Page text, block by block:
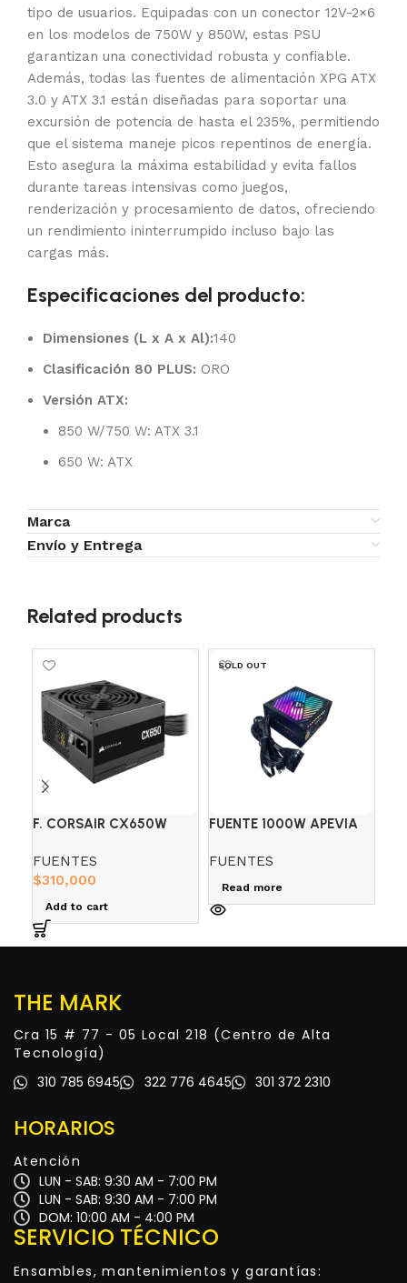
tipo de usuarios. Equipadas con un conector 12V-2×6
en los modelos de 750W y 850W, estas PSU
garantizan una conectividad robusta y confiable.
Además, todas las fuentes de alimentación XPG ATX
3.0 y ATX 3.1 están diseñadas para soportar una
excursión de potencia de hasta el 235%, permitiendo
que el sistema maneje picos repentinos de energía.
Esto asegura la máxima estabilidad y evita fallos
durante tareas intensivas como juegos,
renderización y procesamiento de datos, ofreciendo
un rendimiento ininterrumpido incluso bajo las
cargas más.
Especificaciones del producto:
Dimensiones (L x A x Al):140
Clasificación 80 PLUS: ORO
Versión ATX:
850 W/750 W: ATX 3.1
650 W: ATX
Marca
Envío y Entrega
Related products
F. CORSAIR CX650W
FUENTES
$310,000
Add to cart
SOLD OUT
FUENTE 1000W APEVIA
SEMI-MOD.
FUENTES
Read more
THE MARK
Cra 15 # 77 - 05 Local 218 (Centro de Alta
Tecnología)
310 785 6945
322 776 4645 301 372 2310
HORARIOS
Atención
LUN - SAB: 9:30 AM - 7:00 PM
LUN - SAB: 9:30 AM - 7:00 PM
DOM: 10:00 AM - 4:00 PM
SERVICIO TÉCNICO
Ensambles, mantenimientos y garantías: